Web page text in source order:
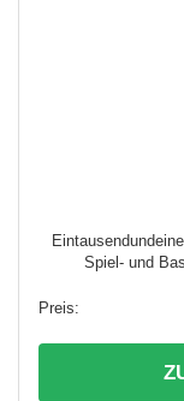
Spiel- und